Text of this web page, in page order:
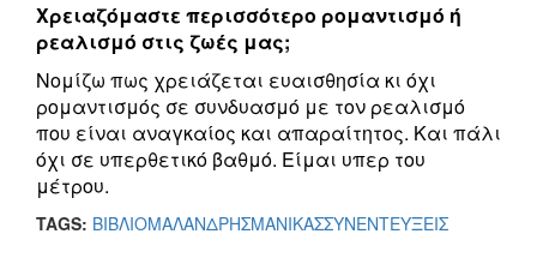
Χρειαζόμαστε περισσότερο ρομαντισμό ή
ρεαλισμό στις ζωές μας;
Νομίζω πως χρειάζεται ευαισθησία κι όχι
ρομαντισμός σε συνδυασμό με τον ρεαλισμό
που είναι αναγκαίος και απαραίτητος. Και πάλι
όχι σε υπερθετικό βαθμό. Είμαι υπερ του
μέτρου.
TAGS: ΒΙΒΛΙΟΜΑΛΑΝΔΡΗΣΜΑΝΙΚΑΣΣΥΝΕΝΤΕΥΞΕΙΣ